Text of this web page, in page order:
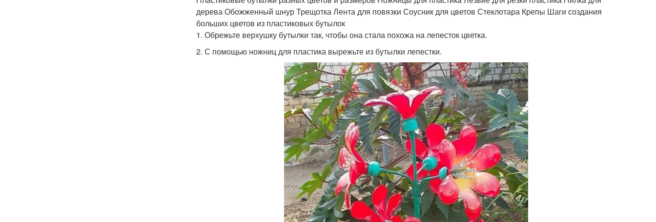
дерева Обожженный шнур Трещотка Лента для повязки Соусник для цветов Стеклотара Крепы Шаги создания
больших цветов из пластиковых бутылок
1. Обрежьте верхушку бутылки так, чтобы она стала похожа на лепесток цветка.
2. С помощью ножниц для пластика вырежьте из бутылки лепестки.